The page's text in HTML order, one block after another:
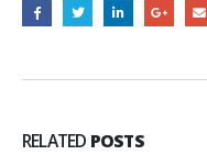
RELATED POSTS